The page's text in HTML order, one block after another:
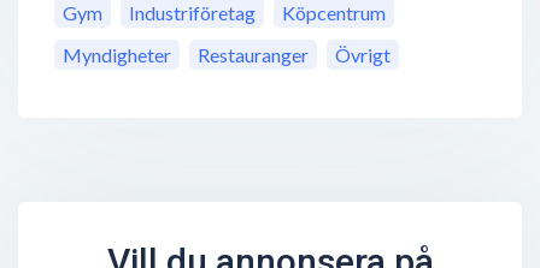
Gym
Industriföretag
Köpcentrum
Myndigheter
Restauranger Övrigt